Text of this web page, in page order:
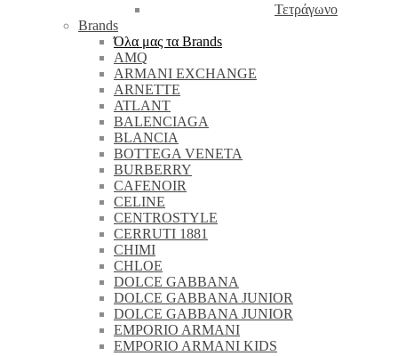
Τετράγωνο
Brands
Όλα μας τα Brands
AMQ
ARMANI EXCHANGE
ARNETTE
ATLANT
BALENCIAGA
BLANCIA
BOTTEGA VENETA
BURBERRY
CAFENOIR
CELINE
CENTROSTYLE
CERRUTI 1881
CHIMI
CHLOE
DOLCE GABBANA
DOLCE GABBANA JUNIOR
DOLCE GABBANA JUNIOR
EMPORIO ARMANI
EMPORIO ARMANI KIDS